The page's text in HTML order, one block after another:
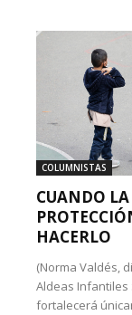
COLUMNISTAS
CUANDO LA
HACERLO
(Norma Valdés,
Aldeas Infantiles
fortalecerá